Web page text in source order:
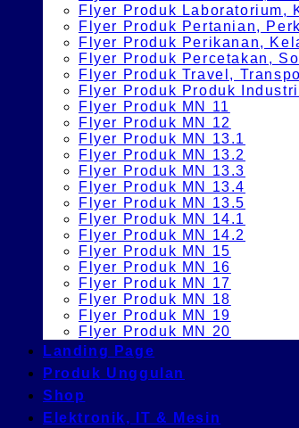
Flyer Produk Laboratorium,
Flyer Produk Pertanian,
Flyer Produk Perikanan,
Flyer Produk Percetakan,
Flyer Produk Travel,
Flyer Produk Produk
Flyer Produk MN 11
Flyer Produk MN 12
Flyer Produk MN 13.1
Flyer Produk MN 13.2
Flyer Produk MN 13.3
Flyer Produk MN 13.4
Flyer Produk MN 13.5
Flyer Produk MN 14.1
Flyer Produk MN 14.2
Flyer Produk MN 15
Flyer Produk MN 16
Flyer Produk MN 17
Flyer Produk MN 18
Flyer Produk MN 19
Flyer Produk MN 20
Landing Page
Produk Unggulan
Shop
Elektronik, IT & Mesin